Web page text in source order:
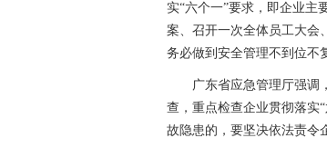
实“六个一”要求，即企业主
案、召开一次全体员工大会
务必做到安全管理不到位不
广东省应急管理厅强调，
查，重点检查企业贯彻落实
故隐患的，要坚决依法责令